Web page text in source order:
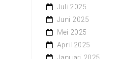
Juli 2025
Juni 2025
Mei 2025
April 2025